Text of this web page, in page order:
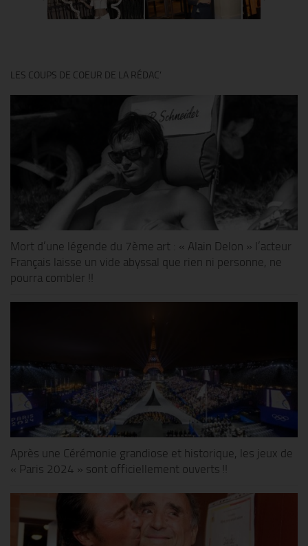
LES COUPS DE COEUR DE LA RÉDAC’
Mort d’une légende du 7ème art : « Alain Delon » l’acteur
Français laisse un vide abyssal que rien ni personne, ne
pourra combler !!
Après une Cérémonie grandiose et historique, les jeux de
« Paris 2024 » sont officiellement ouverts !!